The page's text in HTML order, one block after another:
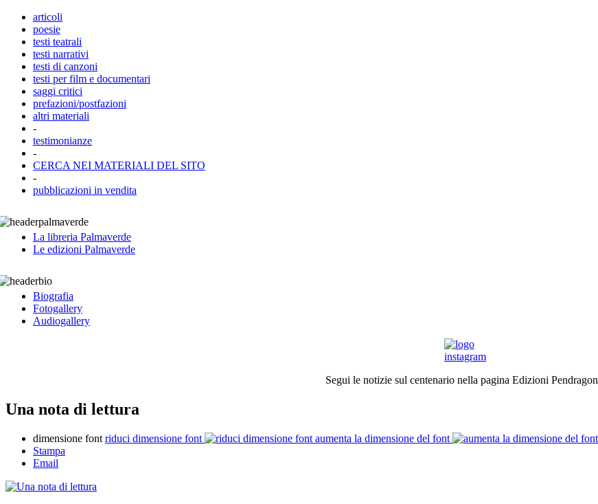
articoli
poesie
testi teatrali
testi narrativi
testi di canzoni
testi per film e documentari
saggi critici
prefazioni/postfazioni
altri materiali
-
testimonianze
-
CERCA NEI MATERIALI DEL SITO
-
pubblicazioni in vendita
La libreria Palmaverde
Le edizioni Palmaverde
Biografia
Fotogallery
Audiogallery
Segui le notizie sul centenario nella pagina Edizioni Pendragon
Una nota di lettura
dimensione font riduci dimensione font
aumenta la dimensione del font
Stampa
Email